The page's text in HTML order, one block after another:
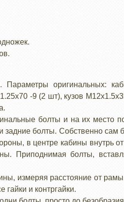
Параметры оригинальных:
-9 (2 шт), кузов
болты и на их место
задние болты. Собственно сам
в центре кабины внутрь
Приподнимая болты,
измеряя расстояние от
гайки и контргайки.